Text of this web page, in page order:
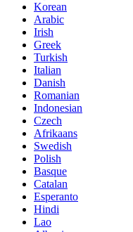
Korean
Arabic
Irish
Greek
Turkish
Italian
Danish
Romanian
Indonesian
Czech
Afrikaans
Swedish
Polish
Basque
Catalan
Esperanto
Hindi
Lao